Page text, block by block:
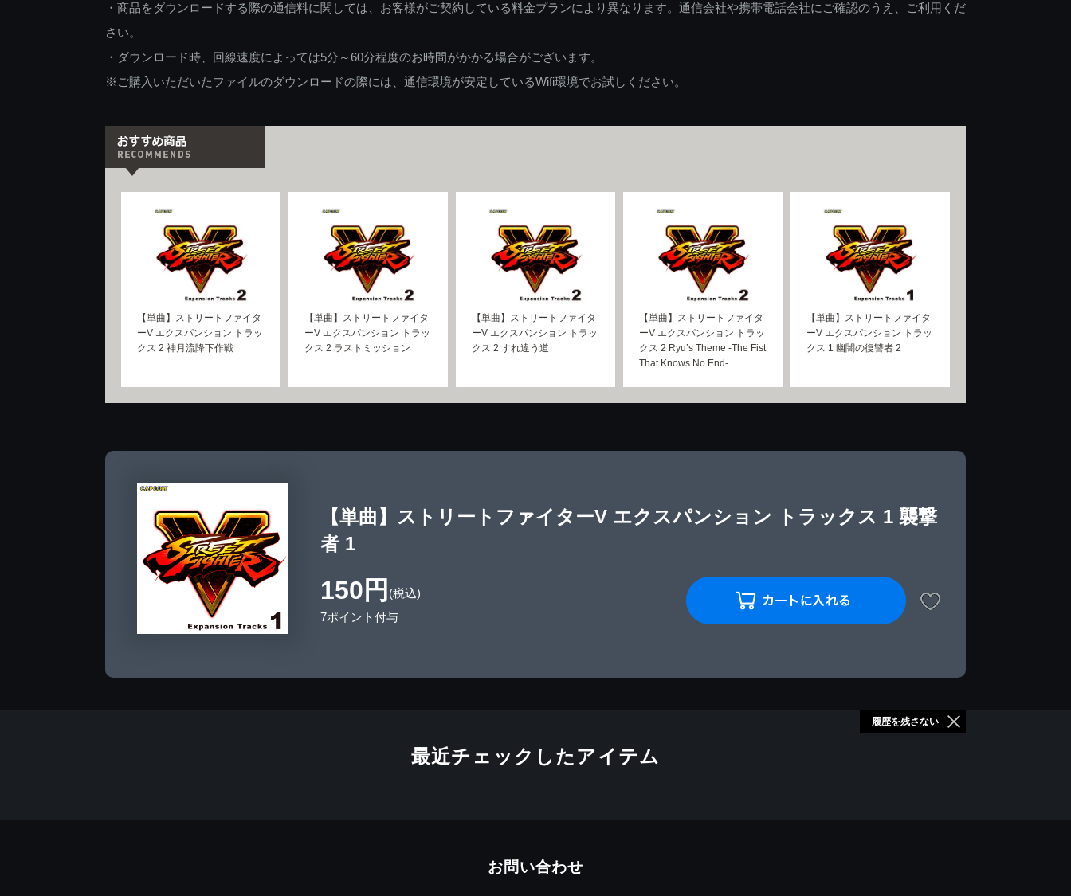
・商品をダウンロードする際の通信料に関しては、お客様がご契約している料金プランにより異なります。通信会社や携帯電話会社にご確認のうえ、ご利用くだ
さい。
・ダウンロード時、回線速度によっては5分～60分程度のお時間がかかる場合がございます。
※ご購入いただいたファイルのダウンロードの際には、通信環境が安定しているWifi環境でお試しください。
【単曲】ストリートファイタ
ーV エクスパンション トラッ
クス 2 神月流降下作戦
【単曲】ストリートファイタ
ーV エクスパンション トラッ
クス 2 ラストミッション
【単曲】ストリートファイタ
ーV エクスパンション トラッ
クス 2 すれ違う道
【単曲】ストリートファイタ
ーV エクスパンション トラッ
クス 2 Ryu’s Theme -The Fist
That Knows No End-
【単曲】ストリートファイタ
ーV エクスパンション トラッ
クス 1 幽闇の復讐者 2
【単曲】ストリートファイターV エクスパンション トラックス 1 襲撃
者 1
150円 (税込)
7ポイント付与
最近チェックしたアイテム
履歴を残さない
お問い合わせ